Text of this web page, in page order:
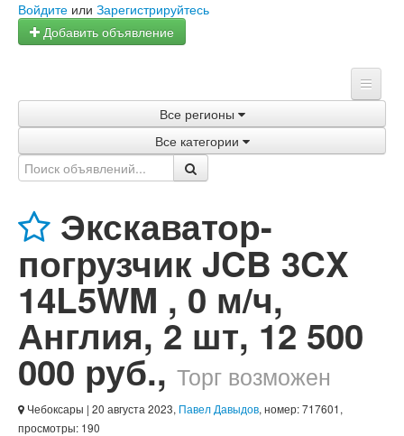
Войдите или Зарегистрируйтесь
Добавить объявление
Объявления
Услуги
Статьи
Все регионы
Все категории
Экскаватор-
погрузчик JCB 3CX
14L5WM , 0 м/ч,
Англия, 2 шт, 12 500
000 руб., Торг возможен
Чебоксары | 20 августа 2023, Павел Давыдов, номер: 717601,
просмотры: 190